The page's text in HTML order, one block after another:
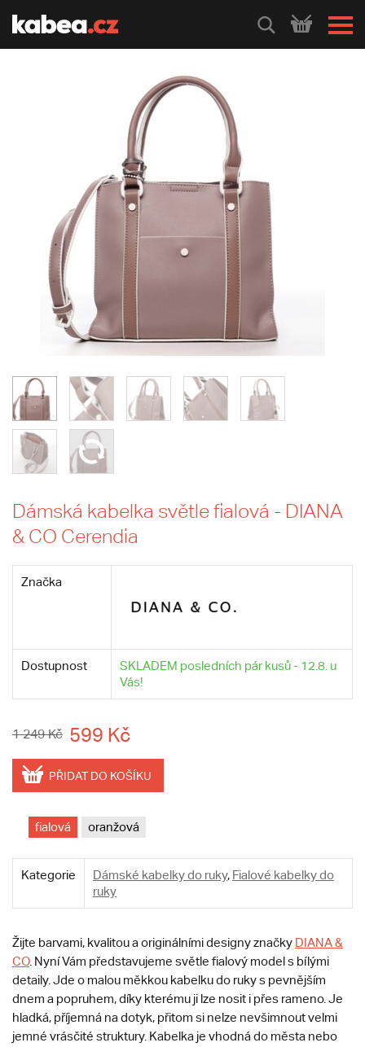
HLEDEJ
Dámská kabelka světle fialová - DIANA
& CO Cerendia
Značka
Dostupnost
SKLADEM posledních pár kusů - 12.8. u
Vás!
1 249 Kč 599 Kč
PŘIDAT DO KOŠÍKU
fialová oranžová
Kategorie Dámské kabelky do ruky, Fialové kabelky do
ruky
Žijte barvami, kvalitou a originálními designy značky DIANA &
CO. Nyní Vám představujeme světle fialový model s bílými
detaily. Jde o malou měkkou kabelku do ruky s pevnějším
dnem a popruhem, díky kterému ji lze nosit i přes rameno. Je
hladká, příjemná na dotyk, přitom si nelze nevšimnout velmi
jemné vrásčité struktury. Kabelka je vhodná do města nebo